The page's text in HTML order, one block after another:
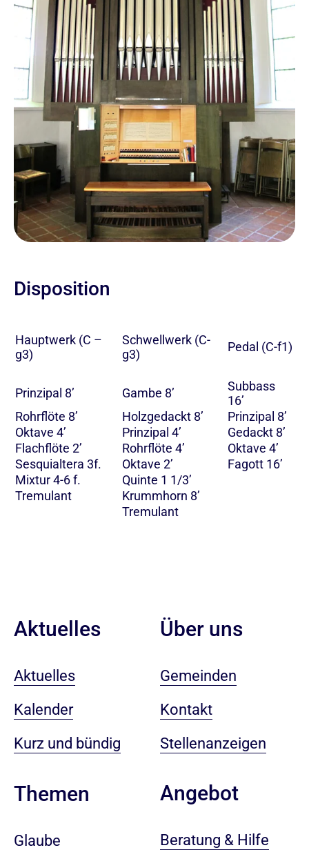
Disposition
Hauptwerk (C –
g3)
Schwellwerk (C-
g3)
Pedal (C-f1)
Prinzipal 8’ Gambe 8’
Subbass
16’
Rohrflöte 8’
Holzgedackt 8’
Prinzipal 8’
Oktave 4’
Prinzipal 4’
Gedackt 8’
Flachflöte 2’
Rohrflöte 4’
Oktave 4’
Sesquialtera 3f.
Oktave 2’
Fagott 16’
Mixtur 4-6 f.
Quinte 1 1/3’
Tremulant
Krummhorn 8’
Tremulant
Aktuelles
Aktuelles
Kalender
Kurz und bündig
Themen
Glaube
Über uns
Gemeinden
Kontakt
Stellenanzeigen
Angebot
Beratung & Hilfe